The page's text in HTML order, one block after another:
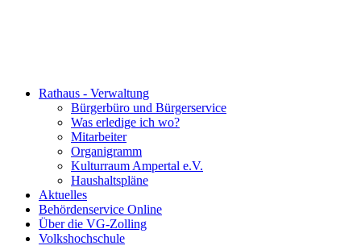
Rathaus - Verwaltung
Bürgerbüro und Bürgerservice
Was erledige ich wo?
Mitarbeiter
Organigramm
Kulturraum Ampertal e.V.
Haushaltspläne
Aktuelles
Behördenservice Online
Über die VG-Zolling
Volkshochschule